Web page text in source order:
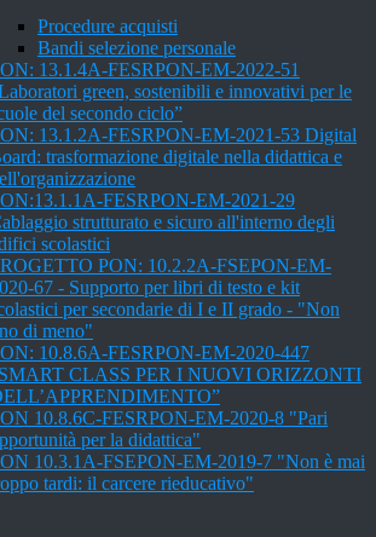
Procedure acquisti
Bandi selezione personale
13.1.4A-FESRPON-EM-2022-51
green, sostenibili e innovativi per le
del secondo ciclo”
13.1.2A-FESRPON-EM-2021-53 Digital
trasformazione digitale nella didattica e
FESRPON-EM-2021-29
strutturato e sicuro all'interno degli
scolastici
PON: 10.2.2A-FSEPON-EM-
67 - Supporto per libri di testo e kit
per secondarie di I e II grado - "Non
di meno"
10.8.6A-FESRPON-EM-2020-447
CLASS PER I NUOVI ORIZZONTI
10.8.6C-FESRPON-EM-2020-8 "Pari
per la didattica"
10.3.1A-FSEPON-EM-2019-7 "Non è mai
tardi: il carcere rieducativo"